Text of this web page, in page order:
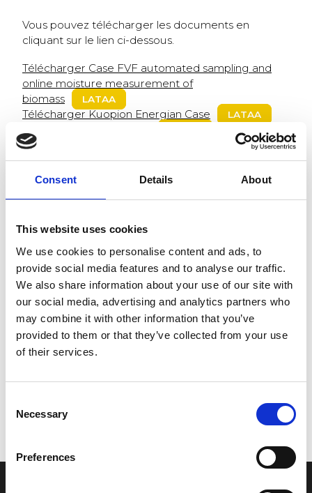
Consent Details About
This website uses cookies
We use cookies to personalise content and ads, to
provide social media features and to analyse our traffic.
We also share information about your use of our site with
our social media, advertising and analytics partners who
may combine it with other information that you’ve
provided to them or that they’ve collected from your use
of their services.
Selection
Necessary
Preferences
Vous pouvez télécharger les documents en
cliquant sur le lien ci-dessous.
Télécharger Case FVF automated sampling and
online moisture measurement of
biomass
LATAA
Télécharger Kuopion Energian Case LATAA